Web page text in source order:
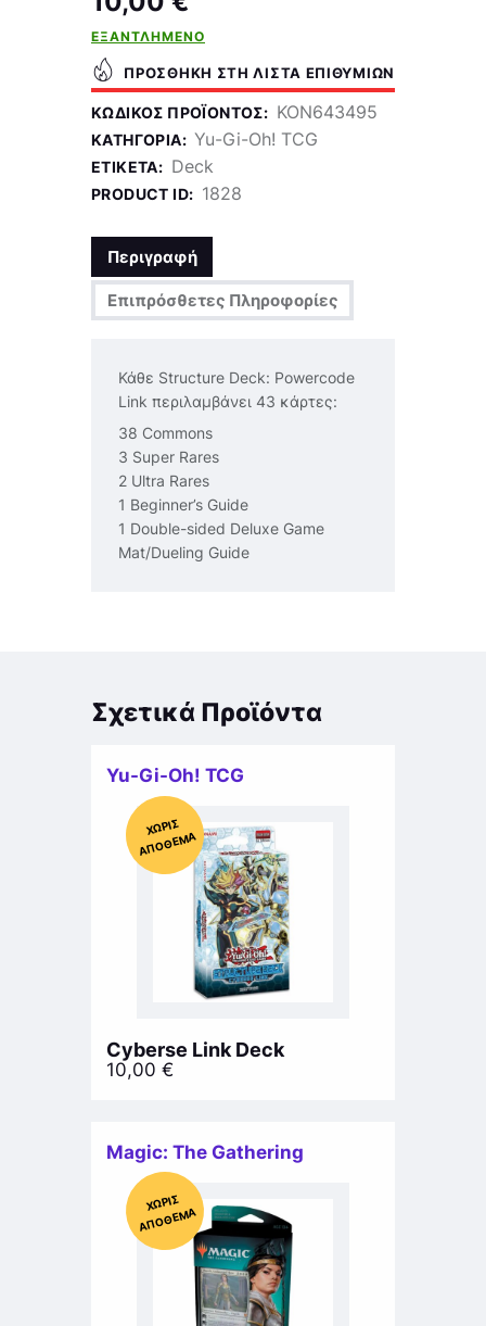
ΕΞΑΝΤΛΗΜΈΝΟ
ΠΡΟΣΘΉΚΗ ΣΤΗ ΛΊΣΤΑ ΕΠΙΘΥΜΙΏΝ
ΚΩΔΙΚΌΣ ΠΡΟΪΌΝΤΟΣ: KON643495
ΚΑΤΗΓΟΡΊΑ: Yu-Gi-Oh! TCG
ΕΤΙΚΈΤΑ: Deck
PRODUCT ID: 1828
Περιγραφή
Επιπρόσθετες Πληροφορίες
Κάθε Structure Deck: Powercode
Link περιλαμβάνει 43 κάρτες:
38 Commons
3 Super Rares
2 Ultra Rares
1 Beginner’s Guide
1 Double-sided Deluxe Game
Mat/Dueling Guide
Σχετικά Προϊόντα
Yu-Gi-Oh! TCG
Χ
ΩΡΊΣ
Α
Π
Ό
ΘΕ
ΜΑ
Cyberse Link Deck
10,00 €
Magic: The Gathering
Χ
ΩΡΊΣ
Α
Π
Ό
ΘΕ
ΜΑ